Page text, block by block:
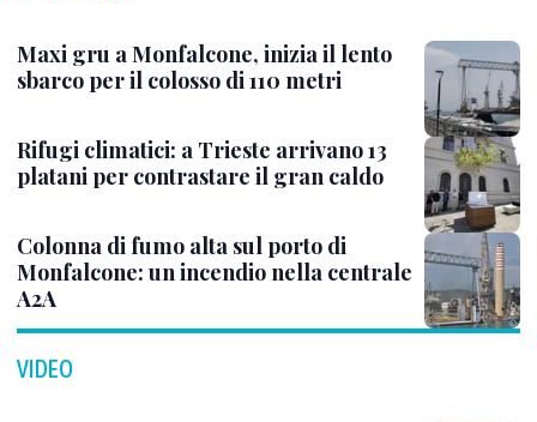
Maxi gru a Monfalcone, inizia il lento
sbarco per il colosso di 110 metri
Rifugi climatici: a Trieste arrivano 13
platani per contrastare il gran caldo
Colonna di fumo alta sul porto di
Monfalcone: un incendio nella centrale
A2A
VIDEO